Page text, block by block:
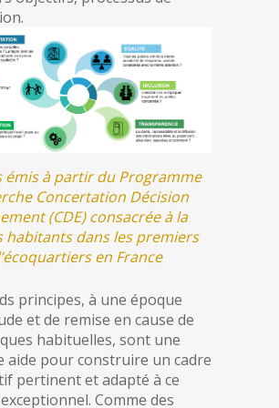
émis à partir du Programme
Concertation Décision
(CDE) consacrée à la
habitants dans les premiers
en France
principes, à une époque
et de remise en cause de
habituelles, sont une
aide pour construire un cadre
pertinent et adapté à ce
Comme des